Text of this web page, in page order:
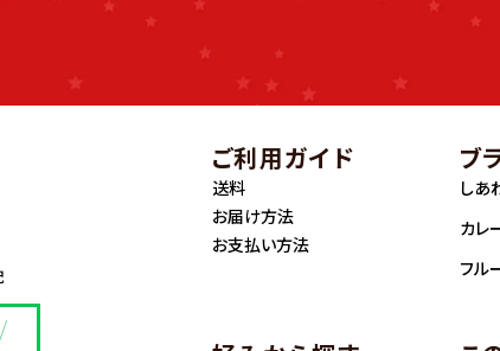
ご利用ガイド
送料
お届け方法
お支払い方法
ブ
しあ
カレ
フル